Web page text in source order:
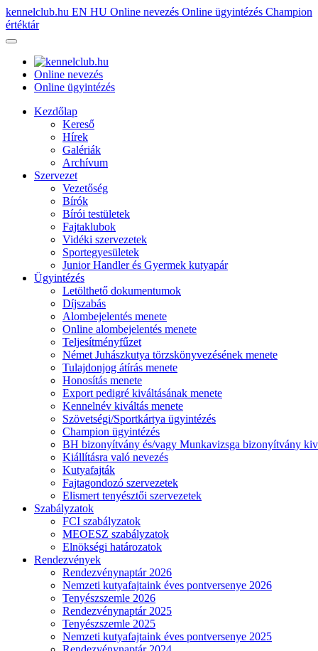
kennelclub.hu EN HU Online nevezés Online ügyintézés Champion
értéktár
Online nevezés
Online ügyintézés
Kezdőlap
Kereső
Hírek
Galériák
Archívum
Szervezet
Vezetőség
Bírók
Bírói testületek
Fajtaklubok
Vidéki szervezetek
Sportegyesületek
Junior Handler és Gyermek kutyapár
Ügyintézés
Letölthető dokumentumok
Díjszabás
Alombejelentés menete
Online alombejelentés menete
Teljesítményfűzet
Német Juhászkutya törzskönyvezésének menete
Tulajdonjog átírás menete
Honosítás menete
Export pedigré kiváltásának menete
Kennelnév kiváltás menete
Szövetségi/Sportkártya ügyintézés
Champion ügyintézés
BH bizonyítvány és/vagy Munkavizsga bizonyítvány
Kiállításra való nevezés
Kutyafajták
Fajtagondozó szervezetek
Elismert tenyésztői szervezetek
Szabályzatok
FCI szabályzatok
MEOESZ szabályzatok
Elnökségi határozatok
Rendezvények
Rendezvénynaptár 2026
Nemzeti kutyafajtaink éves pontversenye 2026
Tenyészszemle 2026
Rendezvénynaptár 2025
Tenyészszemle 2025
Nemzeti kutyafajtaink éves pontversenye 2025